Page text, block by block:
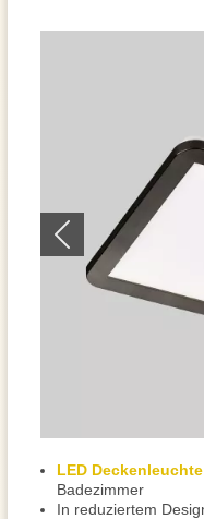
LED Deckenleuchte
Badezimmer
In reduziertem